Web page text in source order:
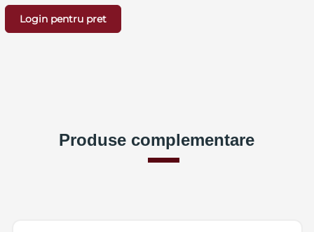
Login pentru pret
Produse complementare